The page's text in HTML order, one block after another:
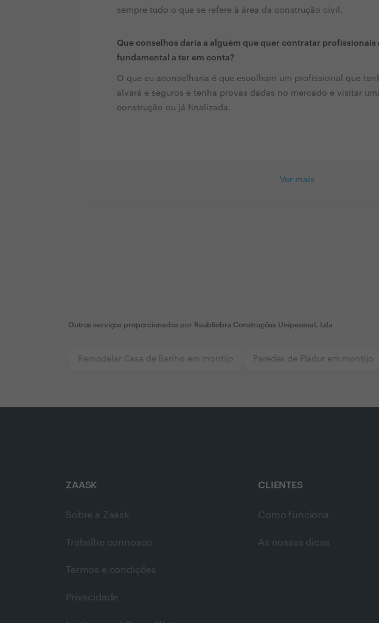
sempre tudo o que se refere à área da construção civil.
Que conselhos daria a alguém que quer contratar profissionais
fundamental a ter em conta?
O que eu aconselharia é que escolham um profissional que
alvará e seguros e tenha provas dadas no mercado e visitar
construção ou já finalizada.
Ver mais
Outros serviços proporcionados por Reabliobra Construções Unipessoal, Lda
Remodelar Casa de Banho em montijo Paredes de Pladur em montijo
ZAASK
Sobre a Zaask
Trabalhe connosco
Termos e condições
Privacidade
CLIENTES
Como funciona
As nossas dicas